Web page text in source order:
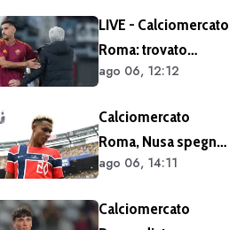
LIVE - Calciomercato
Roma: trovato
l'accordo per il
Prolungamento di
un solo anno
ago 06, 12:12
Calciomercato
Roma, Nusa spegne
le voci sul futuro:
di lasciare il Lipsia. I
ago 06, 14:11
Calciomercato